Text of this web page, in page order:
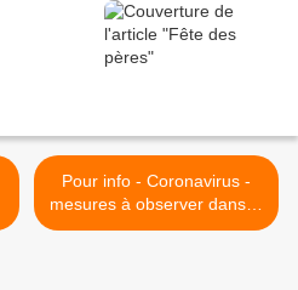
Pour info - Coronavirus -
mesures à observer dans le
Morbihan >